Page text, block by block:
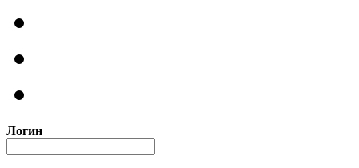
Логин